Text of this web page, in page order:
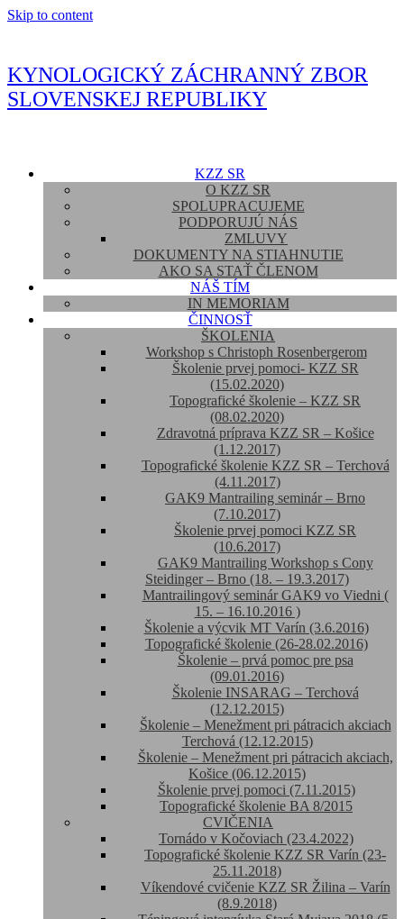
Skip to content
KYNOLOGICKÝ ZÁCHRANNÝ ZBOR
SLOVENSKEJ REPUBLIKY
KZZ SR
O KZZ SR
SPOLUPRACUJEME
PODPORUJÚ NÁS
ZMLUVY
DOKUMENTY NA STIAHNUTIE
AKO SA STAŤ ČLENOM
NÁŠ TÍM
IN MEMORIAM
ČINNOSŤ
ŠKOLENIA
Workshop s Christoph Rosenbergerom
Školenie prvej pomoci- KZZ SR
(15.02.2020)
Topografické školenie – KZZ SR
(08.02.2020)
Zdravotná príprava KZZ SR – Košice
(1.12.2017)
Topografické školenie KZZ SR – Terchová
(4.11.2017)
GAK9 Mantrailing seminár – Brno
(7.10.2017)
Školenie prvej pomoci KZZ SR
(10.6.2017)
GAK9 Mantrailing Workshop s Cony
Steidinger – Brno (18. – 19.3.2017)
Mantrailingový seminár GAK9 vo Viedni (
15. – 16.10.2016 )
Školenie a výcvik MT Varín (3.6.2016)
Topografické školenie (26-28.02.2016)
Školenie – prvá pomoc pre psa
(09.01.2016)
Školenie INSARAG – Terchová
(12.12.2015)
Školenie – Menežment pri pátracich akciach
Terchová (12.12.2015)
Školenie – Menežment pri pátracich akciach,
Košice (06.12.2015)
Školenie prvej pomoci (7.11.2015)
Topografické školenie BA 8/2015
CVIČENIA
Tornádo v Kočoviach (23.4.2022)
Topografické školenie KZZ SR Varín (23-
25.11.2018)
Víkendové cvičenie KZZ SR Žilina – Varín
(8.9.2018)